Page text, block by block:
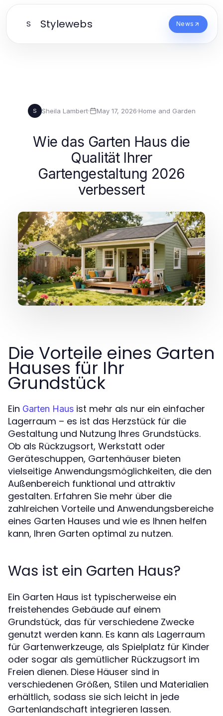
S Stylewebs News
S Sheila Lambert· May 17, 2026·Home and Garden
Wie das Garten Haus die
Qualität Ihrer
Gartengestaltung 2026
verbessert
Die Vorteile eines Garten
Hauses für Ihr
Grundstück
Ein Garten Haus ist mehr als nur ein einfacher
Lagerraum – es ist das Herzstück für die
Gestaltung und Nutzung Ihres Grundstücks.
Ob als Rückzugsort, Werkstatt oder
Geräteschuppen, Gartenhäuser bieten
vielseitige Anwendungsmöglichkeiten, die den
Außenbereich funktional und attraktiv
gestalten. Erfahren Sie mehr über die
zahlreichen Vorteile und Anwendungsbereiche
eines Garten Hauses und wie es Ihnen helfen
kann, Ihren Garten optimal zu nutzen.
Was ist ein Garten Haus?
Ein Garten Haus ist typischerweise ein
freistehendes Gebäude auf einem
Grundstück, das für verschiedene Zwecke
genutzt werden kann. Es kann als Lagerraum
für Gartenwerkzeuge, als Spielplatz für Kinder
oder sogar als gemütlicher Rückzugsort im
Freien dienen. Diese Häuser sind in
verschiedenen Größen, Stilen und Materialien
erhältlich, sodass sie sich leicht in jede
Gartenlandschaft integrieren lassen.